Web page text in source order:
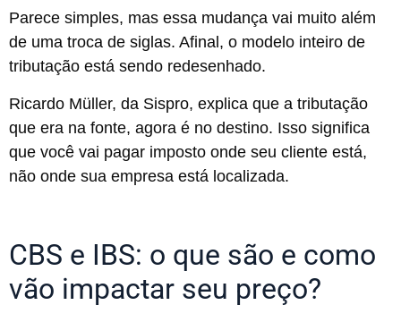
Parece simples, mas essa mudança vai muito além
de uma troca de siglas. Afinal, o modelo inteiro de
tributação está sendo redesenhado.
Ricardo Müller, da Sispro, explica que a tributação
que era na fonte, agora é no destino. Isso significa
que você vai pagar imposto onde seu cliente está,
não onde sua empresa está localizada.
CBS e IBS: o que são e como
vão impactar seu preço?